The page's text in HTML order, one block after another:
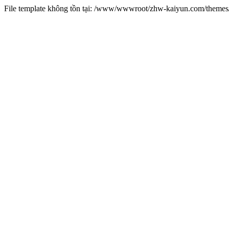
File template không tồn tại: /www/wwwroot/zhw-kaiyun.com/